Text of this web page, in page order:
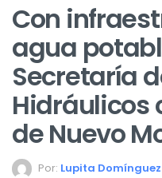
Con
agua
Secretaría
Hidráulicos
de Nuevo
Por: Lupita